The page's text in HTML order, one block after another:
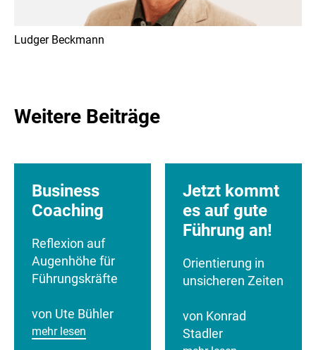
Ludger Beckmann
Weitere Beiträge
Business
Coaching
Reflexion auf
Augenhöhe für
Führungskräfte
von Ute Bühler
mehr lesen
Jetzt kommt
es auf gute
Führung an!
Orientierung in
unsicheren Zeiten
von Konrad
Stadler